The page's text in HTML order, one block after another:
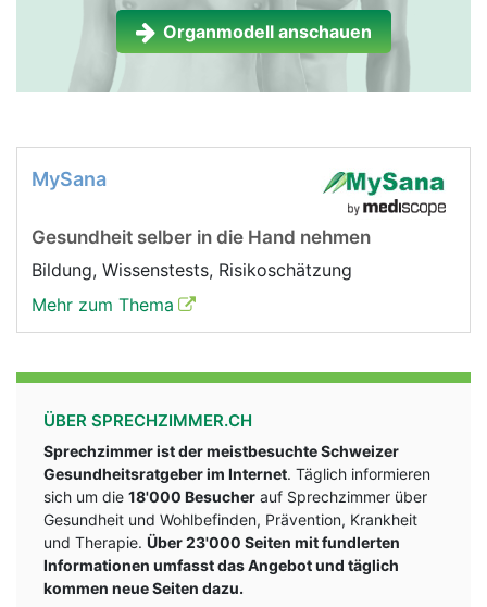
Organmodell anschauen
MySana
Gesundheit selber in die Hand nehmen
Bildung, Wissenstests, Risikoschätzung
Mehr zum Thema
ÜBER SPRECHZIMMER.CH
Sprechzimmer ist der meistbesuchte Schweizer
Gesundheitsratgeber im Internet. Täglich informieren
sich um die 18'000 Besucher auf Sprechzimmer über
Gesundheit und Wohlbefinden, Prävention, Krankheit
und Therapie. Über 23'000 Seiten mit fundlerten
Informationen umfasst das Angebot und täglich
kommen neue Seiten dazu.